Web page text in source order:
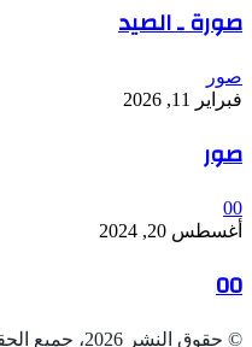
صورة ـ الصيد
صور
فبراير 11, 2026
صور
00
أغسطس 20, 2024
00
© حقوق النشر 2026، جميع الحقوق محفوظة | تصميم :